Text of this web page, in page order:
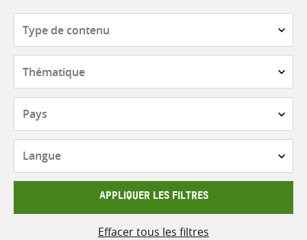
contenu
APPLIQUER LES FILTRES
Effacer tous les filtres